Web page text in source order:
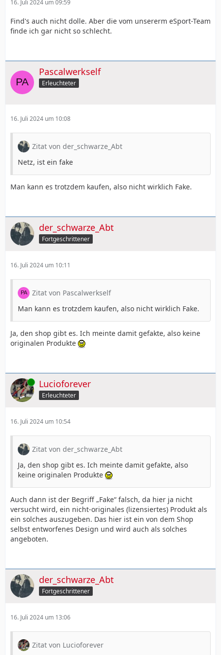
16. Juli 2024 um 09:59
Find's auch nicht dolle. Aber die vom unsererm eSport-Team
finde ich gar nicht so schlecht.
Pascalwerkself
Erleuchteter
16. Juli 2024 um 10:08
Zitat von der_schwarze_Abt
Netz, ist ein fake
Man kann es trotzdem kaufen, also nicht wirklich Fake.
der_schwarze_Abt
Fortgeschrittener
16. Juli 2024 um 10:11
Zitat von Pascalwerkself
Man kann es trotzdem kaufen, also nicht wirklich Fake.
Ja, den shop gibt es. Ich meinte damit gefakte, also keine
originalen Produkte
Online Lucioforever
Erleuchteter
16. Juli 2024 um 10:54
Zitat von der_schwarze_Abt
Ja, den shop gibt es. Ich meinte damit gefakte, also
keine originalen Produkte
Auch dann ist der Begriff „Fake“ falsch, da hier ja nicht
versucht wird, ein nicht-originales (lizensiertes) Produkt als
ein solches auszugeben. Das hier ist ein von dem Shop
selbst entworfenes Design und wird auch als solches
angeboten.
der_schwarze_Abt
Fortgeschrittener
16. Juli 2024 um 13:06
Zitat von Lucioforever